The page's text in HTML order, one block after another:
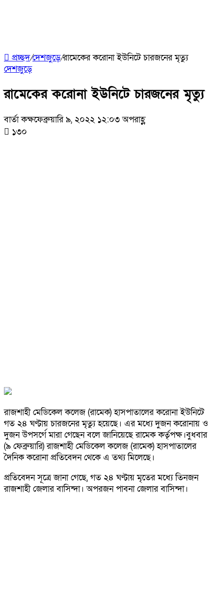
প্রচ্ছদ/দেশজুড়ে/রামেকের করোনা ইউনিটে চারজনের মৃত্যু
দেশজুড়ে
রামেকের করোনা ইউনিটে চারজনের মৃত্যু
বার্তা কক্ষফেব্রুয়ারি ৯, ২০২২ ১২:০৩ অপরাহ্ণ
১৩০
রাজশাহী মেডিকেল কলেজ (রামেক) হাসপাতালের করোনা ইউনিটে
গত ২৪ ঘণ্টায় চারজনের মৃত্যু হয়েছে। এর মধ্যে দুজন করোনায় ও
দুজন উপসর্গে মারা গেছেন বলে জানিয়েছে রামেক কর্তৃপক্ষ।বুধবার
(৯ ফেব্রুয়ারি) রাজশাহী মেডিকেল কলেজ (রামেক) হাসপাতালের
দৈনিক করোনা প্রতিবেদন থেকে এ তথ্য মিলেছে।
প্রতিবেদন সূত্রে জানা গেছে, গত ২৪ ঘণ্টায় মৃতের মধ্যে তিনজন
রাজশাহী জেলার বাসিন্দা। অপরজন পাবনা জেলার বাসিন্দা।